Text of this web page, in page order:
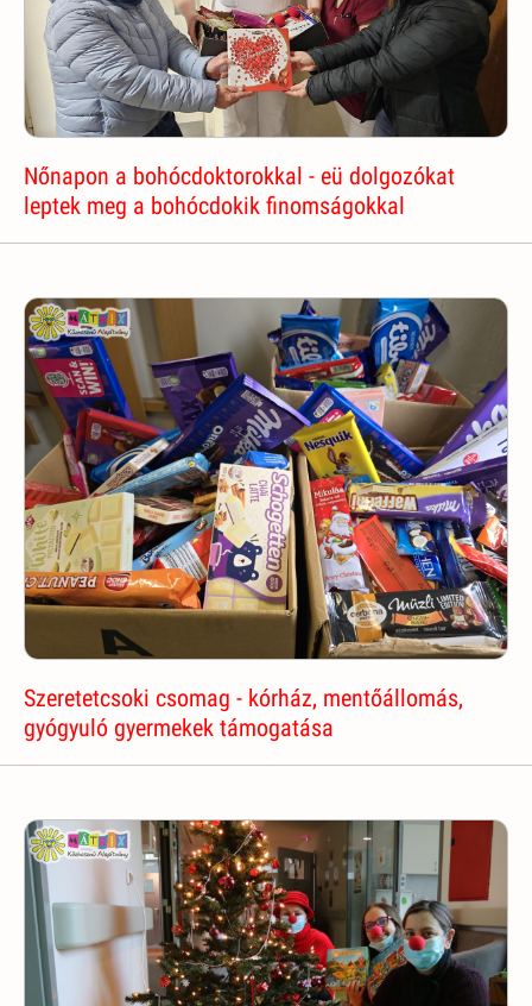
Nőnapon a bohócdoktorokkal - eü dolgozókat
leptek meg a bohócdokik finomságokkal
Szeretetcsoki csomag - kórház, mentőállomás,
gyógyuló gyermekek támogatása